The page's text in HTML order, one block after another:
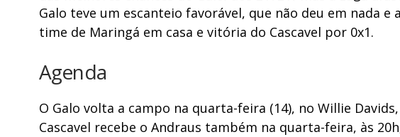
Galo teve um escanteio favorável, que não deu em nada
time de Maringá em casa e vitória do Cascavel por 0x1.
Agenda
O Galo volta a campo na quarta-feira (14), no Willie
Cascavel recebe o Andraus também na quarta-feira, às